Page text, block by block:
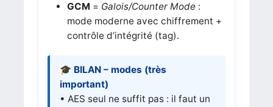
GCM = Galois/Counter Mode:
mode moderne avec chiffrement +
contrôle d’intégrité (tag).
🎓 BILAN – modes (très
important)
• AES seul ne suffit pas : il faut un